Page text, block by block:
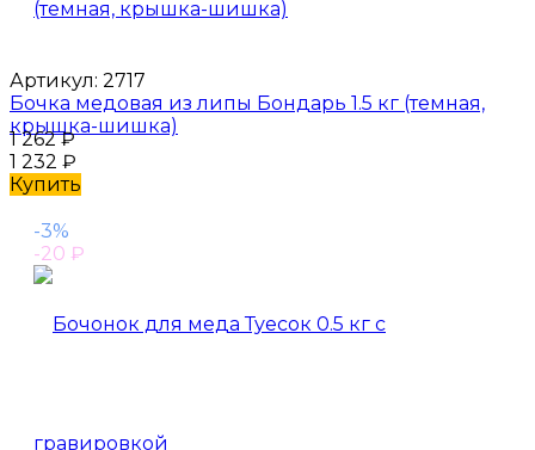
Артикул: 2717
Бочка медовая из липы Бондарь 1.5 кг (темная,
крышка-шишка)
1 262₽
1 232 ₽
Купить
-3%
-20 ₽